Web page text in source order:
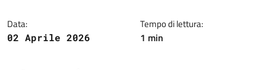
Data:
02 Aprile 2026
Tempo di lettura:
1 min